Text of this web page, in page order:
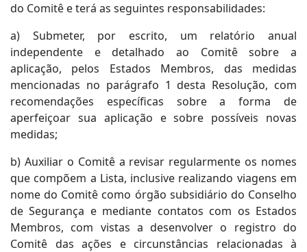
do Comitê e terá as seguintes responsabilidades:
a) Submeter, por escrito, um relatório anual
independente e detalhado ao Comitê sobre a
aplicação, pelos Estados Membros, das medidas
mencionadas no parágrafo 1 desta Resolução, com
recomendações específicas sobre a forma de
aperfeiçoar sua aplicação e sobre possíveis novas
medidas;
b) Auxiliar o Comitê a revisar regularmente os nomes
que compõem a Lista, inclusive realizando viagens em
nome do Comitê como órgão subsidiário do Conselho
de Segurança e mediante contatos com os Estados
Membros, com vistas a desenvolver o registro do
Comitê das ações e circunstâncias relacionadas à